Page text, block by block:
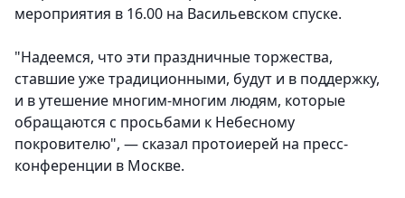
мероприятия в 16.00 на Васильевском спуске.
"Надеемся, что эти праздничные торжества,
ставшие уже традиционными, будут и в поддержку,
и в утешение многим-многим людям, которые
обращаются с просьбами к Небесному
покровителю", — сказал протоиерей на пресс-
конференции в Москве.